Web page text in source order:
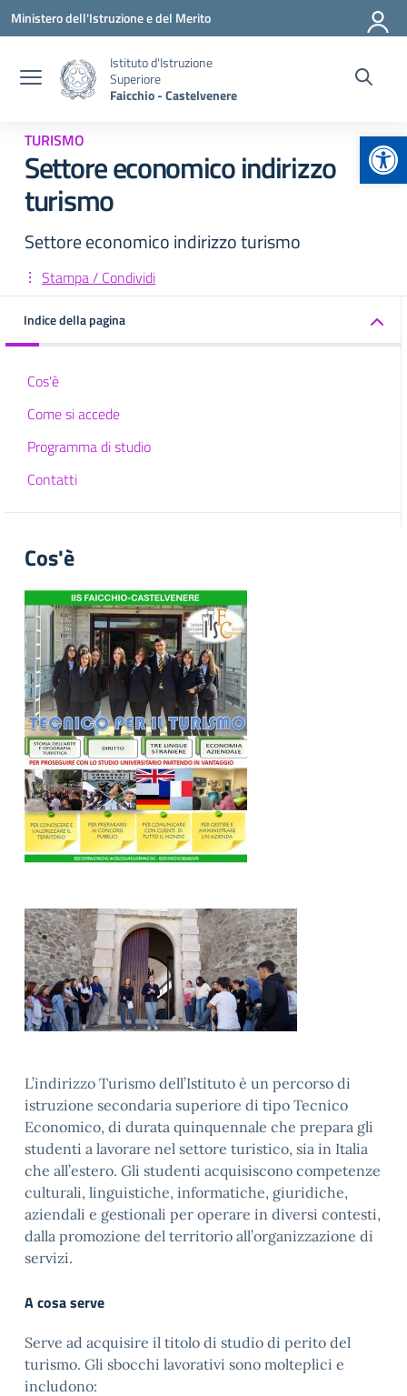
Vai ai contenuti
Vai al menu di navigazione
Vai al footer
Ministero dell'Istruzione e del Merito
Istituto d'Istruzione
Superiore
Faicchio - Castelvenere
TURISMO
Settore economico indirizzo
turismo
Settore economico indirizzo turismo
Stampa / Condividi
Indice della pagina
Cos'è
Come si accede
Programma di studio
Contatti
Cos'è
L’indirizzo Turismo dell’Istituto è un percorso di
istruzione secondaria superiore di tipo Tecnico
Economico, di durata quinquennale che prepara gli
studenti a lavorare nel settore turistico, sia in Italia
che all’estero. Gli studenti acquisiscono competenze
culturali, linguistiche, informatiche, giuridiche,
aziendali e gestionali per operare in diversi contesti,
dalla promozione del territorio all’organizzazione di
servizi.
A cosa serve
Serve ad acquisire il titolo di studio di perito del
turismo. Gli sbocchi lavorativi sono molteplici e
includono: